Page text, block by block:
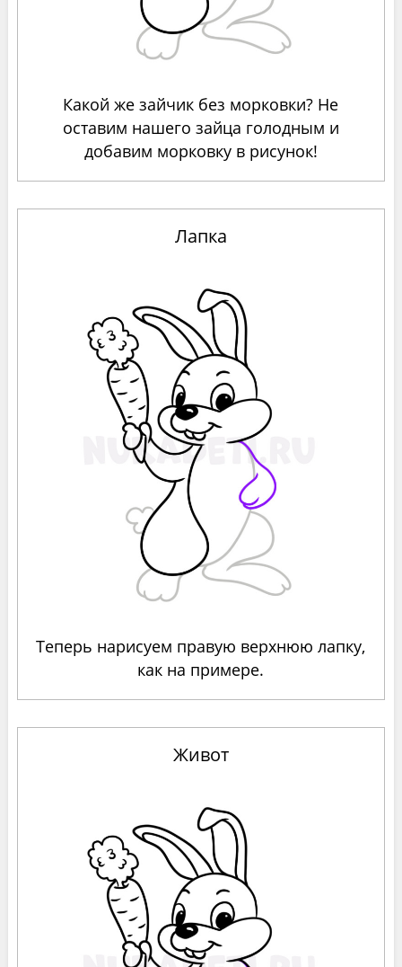
Какой же зайчик без морковки? Не
оставим нашего зайца голодным и
добавим морковку в рисунок!
Лапка
Теперь нарисуем правую верхнюю лапку,
как на примере.
Живот